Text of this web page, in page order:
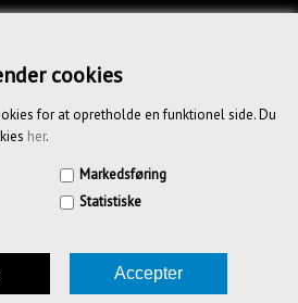
cookies
for at opretholde en funktionel side. Du
her.
Markedsføring
Statistiske
20 | 2630 Tåstrup | CVR